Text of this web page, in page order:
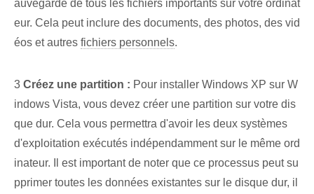
auvegarde de tous les fichiers importants sur votre ordinat
eur. Cela peut inclure des documents, des photos, des vid
éos et autres fichiers personnels.
3 Créez une partition : Pour installer Windows XP sur W
indows Vista, vous devez créer une partition sur votre dis
que dur. Cela vous permettra d'avoir les deux systèmes
d'exploitation ⁢exécutés indépendamment sur le même ord
inateur. Il est important de noter que ce processus peut su
pprimer toutes les données existantes sur le disque dur, il